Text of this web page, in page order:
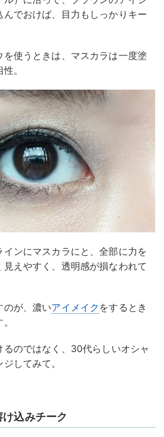
んでおけば、目力もしっかりキー
使うときは、マスカラは一度塗
。
ンにマスカラにと、全部に力を
えやすく、透明感が損なわれて
のが、濃いアイメイク をするとき
のではなく、30代らしいオシャ
してみて。
込みチーク